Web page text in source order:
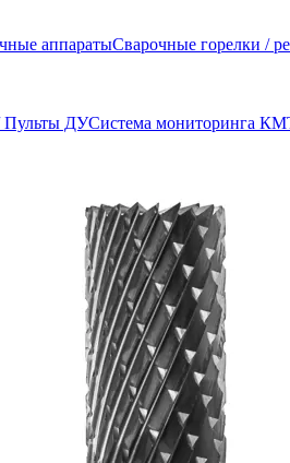
аппаратыСварочные горелки /
Пульты ДУСистема мониторинга КМ